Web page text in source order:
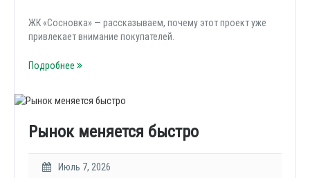
ЖК «Сосновка» — рассказываем, почему этот проект уже
привлекает внимание покупателей.
Подробнее
Рынок меняется быстро
Июль 7, 2026